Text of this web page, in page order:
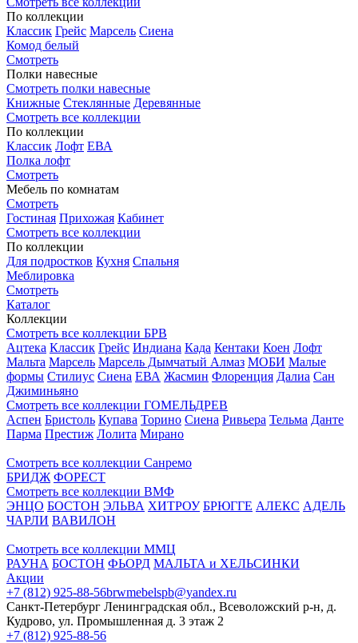
По коллекции
Классик Грейс Марсель Сиена
Комод белый
Смотреть
Полки навесные
Смотреть полки навесные
Книжные Стеклянные Деревянные
Смотреть все коллекции
По коллекции
Классик Лофт ЕВА
Полка лофт
Смотреть
Мебель по комнатам
Смотреть
Гостиная Прихожая Кабинет
Смотреть все коллекции
По коллекции
Для подростков Кухня Спальня
Меблировка
Смотреть
Каталог
Коллекции
Смотреть все коллекции БРВ
Ацтека Классик Грейс Индиана Када Кентаки Коен Лофт
Мальта Марсель Марсель Дымчатый Алмаз МОБИ Малые
формы Стилиус Сиена ЕВА Жасмин Флоренция Далиа Сан
Джиминьяно
Смотреть все коллекции ГОМЕЛЬДРЕВ
Аспен Бристоль Купава Торино Сиена Ривьера Тельма Данте
Парма Престиж Лолита Мирано
Смотреть все коллекции Санремо
БРИДЖ ФОРЕСТ
Смотреть все коллекции ВМФ
ЭНЦО БОСТОН ЭЛЬВА ХИТРОУ БРЮГГЕ АЛЕКС АДЕЛЬ
ЧАРЛИ ВАВИЛОН
Смотреть все коллекции ММЦ
РАУНА БОСТОН ФЬОРД МАЛЬТА и ХЕЛЬСИНКИ
Акции
+7 (812) 925-88-56brwmebelspb@yandex.ru
Санкт-Петербург Ленинградская обл., Всеволожский р-н, д.
Кудрово, ул. Промышленная д. 3 этаж 2
+7 (812) 925-88-56